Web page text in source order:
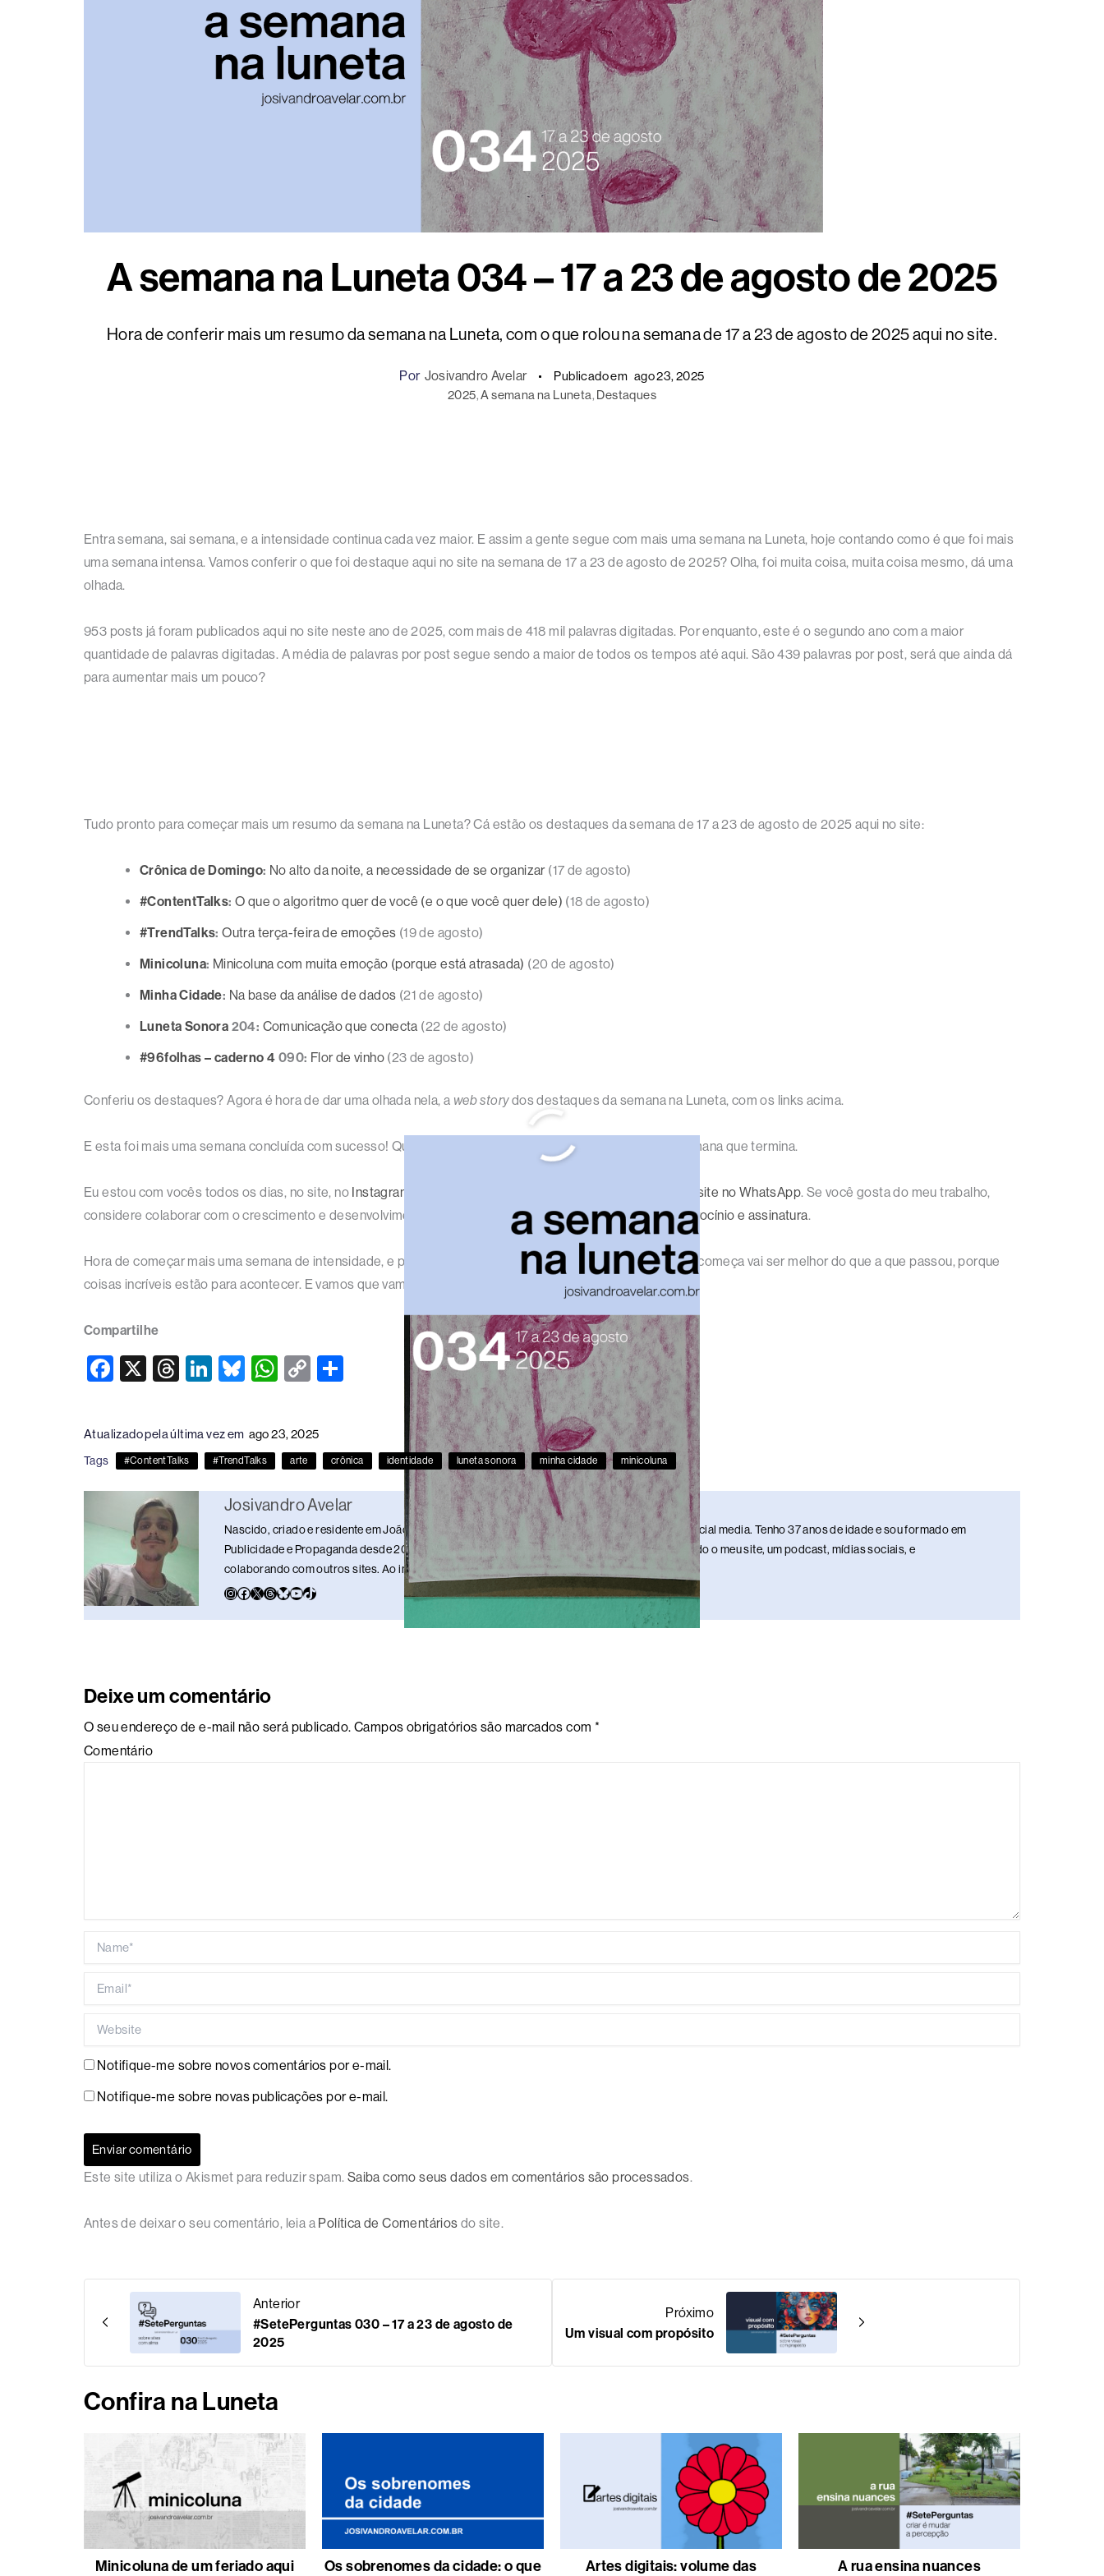
A semana na Luneta 034 – 17 a 23 de agosto de 2025
Hora de conferir mais um resumo da semana na Luneta, com o que rolou na semana de 17 a 23 de agosto de 2025 aqui no site.
Por Josivandro Avelar Publicado em ago 23, 2025
2025, A semana na Luneta, Destaques
Entra semana, sai semana, e a intensidade continua cada vez maior. E assim a gente segue com mais uma semana na Luneta, hoje contando como é que foi mais
uma semana intensa. Vamos conferir o que foi destaque aqui no site na semana de 17 a 23 de agosto de 2025? Olha, foi muita coisa, muita coisa mesmo, dá uma
olhada.
953 posts já foram publicados aqui no site neste ano de 2025, com mais de 418 mil palavras digitadas. Por enquanto, este é o segundo ano com a maior
quantidade de palavras digitadas. A média de palavras por post segue sendo a maior de todos os tempos até aqui. São 439 palavras por post, será que ainda dá
para aumentar mais um pouco?
Tudo pronto para começar mais um resumo da semana na Luneta? Cá estão os destaques da semana de 17 a 23 de agosto de 2025 aqui no site:
Crônica de Domingo: No alto da noite, a necessidade de se organizar(17 de agosto)
#ContentTalks: O que o algoritmo quer de você (e o que você quer dele) (18 de agosto)
#TrendTalks: Outra terça-feira de emoções (19 de agosto)
Minicoluna: Minicoluna com muita emoção (porque está atrasada) (20 de agosto)
Minha Cidade: Na base da análise de dados (21 de agosto)
Luneta Sonora 204: Comunicação que conecta (22 de agosto)
#96folhas – caderno 4 090: Flor de vinho (23 de agosto)
Conferiu os destaques? Agora é hora de dar uma olhada nela, a web storydos destaques da semana na Luneta, com os links acima.
E esta foi mais uma semana concluída com sucesso! Que a semana que começa seja melhor do que a semana que termina.
Eu estou com vocês todos os dias, no site, no Instagram canal deste site no WhatsApp. Se você gosta do meu trabalho,
considere colaborar com o crescimento e desenvolvimento dos meus projetos através dosplanos de patrocínio e assinatura.
Hora de começar mais uma semana de intensidade, e podem ter certeza de uma coisa: cada semana que começa vai ser melhor do que a que passou, porque
coisas incríveis estão para acontecer. E vamos que vamos!
Compartilhe
F
e
b
o
o
X
T
a
d
s
Li
e
dI
n
Bl
sk
y
W
s
A
p
p
C
y
Li
n
k
e
Atualizado pela última vez em ago 23, 2025
Tags #ContentTalks #TrendTalks arte crônica identidade luneta sonora minha cidade minicoluna
Josivandro Avelar
Nascido, criado e residente em João Pessoa, Paraíba. Sou publicitário, redator, ilustrador e social media. Tenho 37 anos de idade e sou formado em
Publicidade e Propaganda desde 2013. Estou nesse meio da comunicação há 17 anos, mantendo o meu site, um podcast, mídias sociais, e
colaborando com outros sites. Ao infinito e além!
Deixe um comentário
O seu endereço de e-mail não será publicado. Campos obrigatórios são marcados com *
Comentário
Notifique-me sobre novos comentários por e-mail.
Notifique-me sobre novas publicações por e-mail.
Este site utiliza o Akismet para reduzir spam. Saiba como seus dados em comentários são processados.
Antes de deixar o seu comentário, leia a Política de Comentários do site.
Anterior
#SetePerguntas 030 – 17 a 23 de agosto de
2025
Próximo
Um visual com propósito
Confira na Luneta
Minicoluna de um feriado aqui
Os sobrenomes da cidade: o que
Artes digitais: volume das
A rua ensina nuances